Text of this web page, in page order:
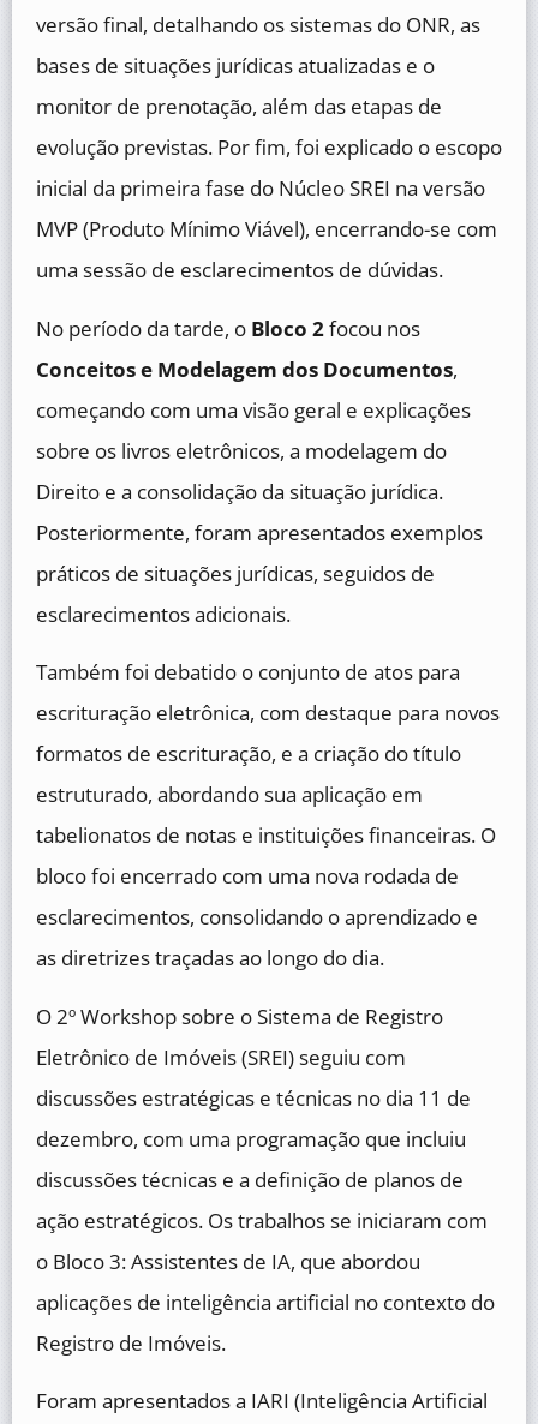
versão final, detalhando os sistemas do ONR, as
bases de situações jurídicas atualizadas e o
monitor de prenotação, além das etapas de
evolução previstas. Por fim, foi explicado o escopo
inicial da primeira fase do Núcleo SREI na versão
MVP (Produto Mínimo Viável), encerrando-se com
uma sessão de esclarecimentos de dúvidas.
No período da tarde, o Bloco 2focou nos
Conceitos e Modelagem dos Documentos,
começando com uma visão geral e explicações
sobre os livros eletrônicos, a modelagem do
Direito e a consolidação da situação jurídica.
Posteriormente, foram apresentados exemplos
práticos de situações jurídicas, seguidos de
esclarecimentos adicionais.
Também foi debatido o conjunto de atos para
escrituração eletrônica, com destaque para novos
formatos de escrituração, e a criação do título
estruturado, abordando sua aplicação em
tabelionatos de notas e instituições financeiras. O
bloco foi encerrado com uma nova rodada de
esclarecimentos, consolidando o aprendizado e
as diretrizes traçadas ao longo do dia.
O 2º Workshop sobre o Sistema de Registro
Eletrônico de Imóveis (SREI) seguiu com
discussões estratégicas e técnicas no dia 11 de
dezembro, com uma programação que incluiu
discussões técnicas e a definição de planos de
ação estratégicos. Os trabalhos se iniciaram com
o Bloco 3: Assistentes de IA, que abordou
aplicações de inteligência artificial no contexto do
Registro de Imóveis.
Foram apresentados a IARI (Inteligência Artificial